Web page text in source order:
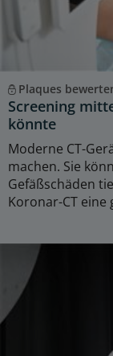
Plaques
Screening
könnte
Moderne CT-
machen. Sie
Gefäßschäden
Koronar-CT eine